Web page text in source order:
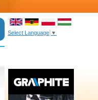
Select Language ▼